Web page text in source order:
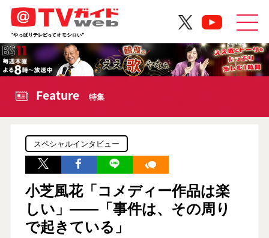
Feature 特集
スペシャルインタビュー
小芝風花「コメディー作品は楽
しい」――「事件は、その周り
で起きている」